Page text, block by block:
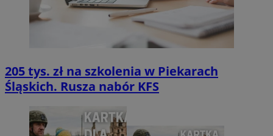
205 tys. zł na szkolenia w Piekarach
Śląskich. Rusza nabór KFS